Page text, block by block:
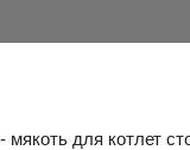
для котлет